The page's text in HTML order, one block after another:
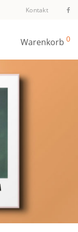
Kontakt
Warenkorb 0